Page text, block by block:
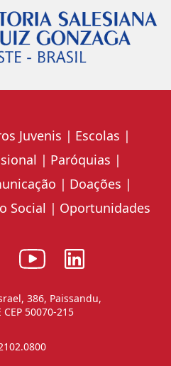
Juvenis
Escolas
Paróquias
Doações
Social Oportunidades
386, Paissandu,
CEP 50070-215